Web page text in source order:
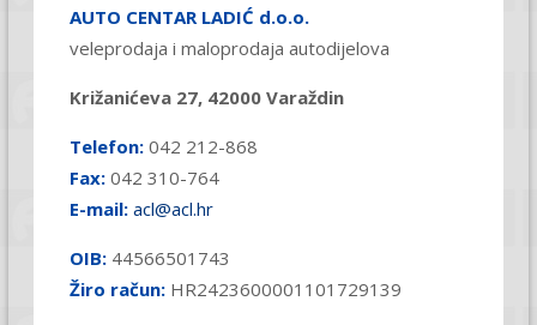
AUTO CENTAR LADIĆ d.o.o.
veleprodaja i maloprodaja autodijelova
Križanićeva 27, 42000 Varaždin
Telefon: 042 212-868
Fax: 042 310-764
E-mail: acl@acl.hr
OIB: 44566501743
Žiro račun: HR2423600001101729139